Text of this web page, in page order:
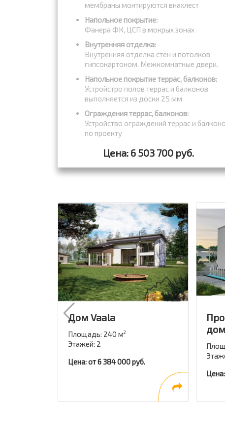
мембраны монтируются внахлест
Напольное покрытие:
Фанера ФК, ЦСП в мокрых зонах
Внутренняя отделка:
Внутренняя отделка стен и потолков
гипсокартоном. Межкомнатные двери.
Напольное покрытие террас, балконов:
Устройстро полов террас и балконов
выполняется из доски 25 мм
Ограждения террас, балконов:
Устройство ограждений террас и
по проекту
Цена: 6 503 700 руб.
Дом Vaala
Площадь: 240 м2
Этажей: 2
Цена: от 6 384 000 руб.